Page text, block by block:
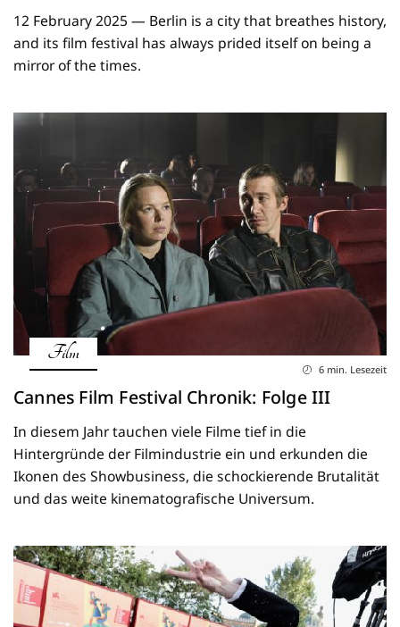
12 February 2025 — Berlin is a city that breathes history,
and its film festival has always prided itself on being a
mirror of the times.
Film
6 min. Lesezeit
Cannes Film Festival Chronik: Folge III
In diesem Jahr tauchen viele Filme tief in die
Hintergründe der Filmindustrie ein und erkunden die
Ikonen des Showbusiness, die schockierende Brutalität
und das weite kinematografische Universum.